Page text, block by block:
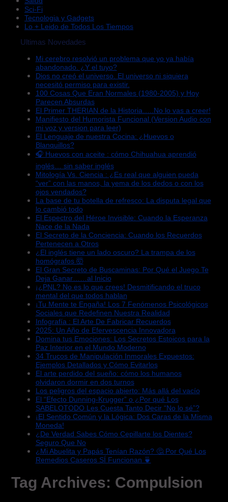
Sci-Fi
Tecnologia y Gadgets
Lo + Leido de Todos Los Tiempos
Ultimas Novedades
Mi cerebro resolvió un problema que yo ya había
abandonado. ¿Y el tuyo?
Dios no creó el universo. El universo ni siquiera
necesitó permiso para existir.
100 Cosas Que Eran Normales (1980-2005) y Hoy
Parecen Absurdas
El Primer THERIAN de la Historia…..No lo vas a creer!
Manifiesto del Humorista Funcional (Version Audio con
mi voz y version para leer)
El Lenguaje de nuestra Cocina: ¿Huevos o
Blanquillos?
🎧 Huevos con aceite : cómo Chihuahua aprendió
inglés… sin saber inglés
Mitología Vs. Ciencia : ¿Es real que alguien pueda
“ver” con las manos, la yema de los dedos o con los
ojos vendados?
La base de tu botella de refresco: La disputa legal que
lo cambió todo
El Espectro del Héroe Invisible: Cuando la Esperanza
Nace de la Nada
El Secreto de la Conciencia: Cuando los Recuerdos
Pertenecen a Otros
¿El inglés tiene un lado oscuro? La trampa de los
homógrafos 🤯
El Gran Secreto de Buscaminas: Por Qué el Juego Te
Deja Ganar……al Inicio
¡¿PNL? No es lo que crees! Desmitificando el truco
mental del que todos hablan
¡Tu Mente te Engaña! Los 7 Fenómenos Psicológicos
Sociales que Redefinen Nuestra Realidad
Infografía : El Arte De Fabricar Recuerdos
2025: Un Año de Efervescencia Innovadora
Domina tus Emociones: Los Secretos Estoicos para la
Paz Interior en el Mundo Moderno
34 Trucos de Manipulación Inmorales Expuestos:
Ejemplos Detallados y Cómo Evitarlos
El arte perdido del sueño: cómo los humanos
olvidaron dormir en dos turnos
Los peligros del espacio abierto: Más allá del vacío
El “Efecto Dunning-Krugger” o ¿Por qué Los
SABELOTODO Les Cuesta Tanto Decir “No lo sé”?
¡El Sentido Común y la Lógica: Dos Caras de la Misma
Moneda!
¿De Verdad Sabes Cómo Cepillarte los Dientes?
Seguro Que No
¿Mi Abuelita y Papás Tenían Razón? 🤔 Por Qué Los
Remedios Caseros SÍ Funcionan 🍵
Tag Archives: Compulsion